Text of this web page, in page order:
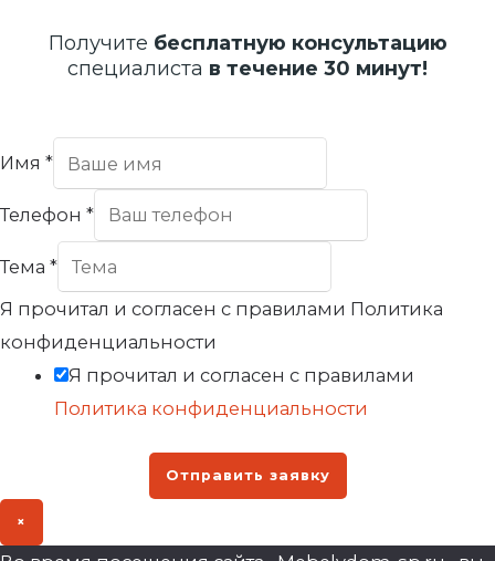
Получите бесплатную консультацию
специалиста в течение 30 минут!
Имя *
Телефон *
Тема *
Я прочитал и согласен с правилами Политика
конфиденциальности
Я прочитал и согласен с правилами
Политика конфиденциальности
Отправить заявку
×